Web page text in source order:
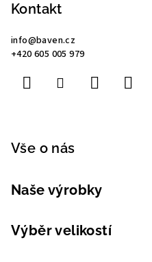
Kontakt
info@baven.cz
+420 605 005 979
Vše o nás
Naše výrobky
Výběr velikostí